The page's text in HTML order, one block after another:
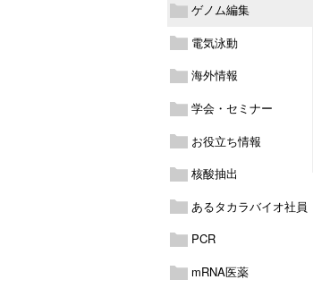
ゲノム編集
電気泳動
海外情報
学会・セミナー
お役立ち情報
核酸抽出
あるタカラバイオ社員
PCR
mRNA医薬